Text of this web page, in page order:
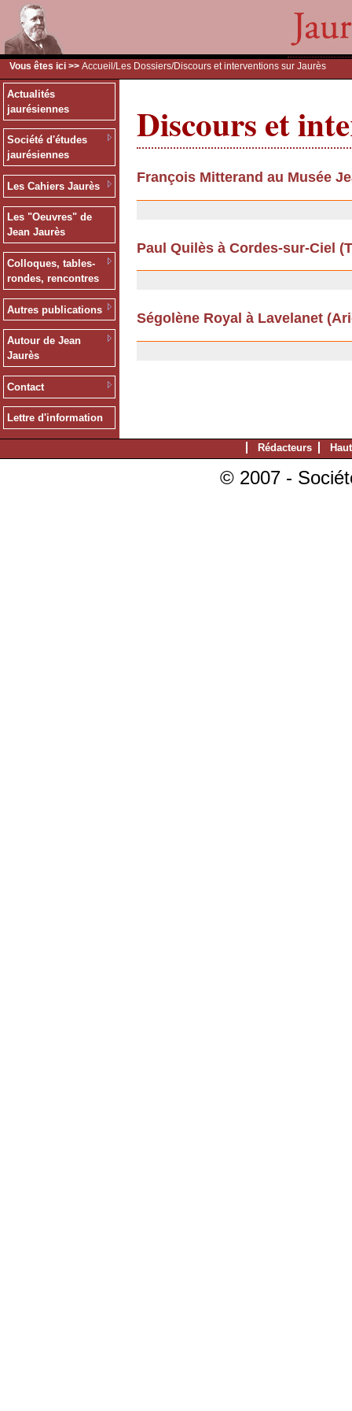
Vous êtes ici >> Accueil /Les Dossiers/Discours et interventions sur Jaurès
Actualités
jaurésiennes
Société d'études
jaurésiennes
Les Cahiers Jaurès
Les "Oeuvres" de
Jean Jaurès
Colloques, tables-
rondes, rencontres
Autres publications
Autour de Jean
Jaurès
Contact
Lettre d'information
Discours et
François Mitterand au Musée
Paul Quilès à Cordes-sur-Ciel
Ségolène Royal à Lavelanet
Rédacteurs
© 2007 -